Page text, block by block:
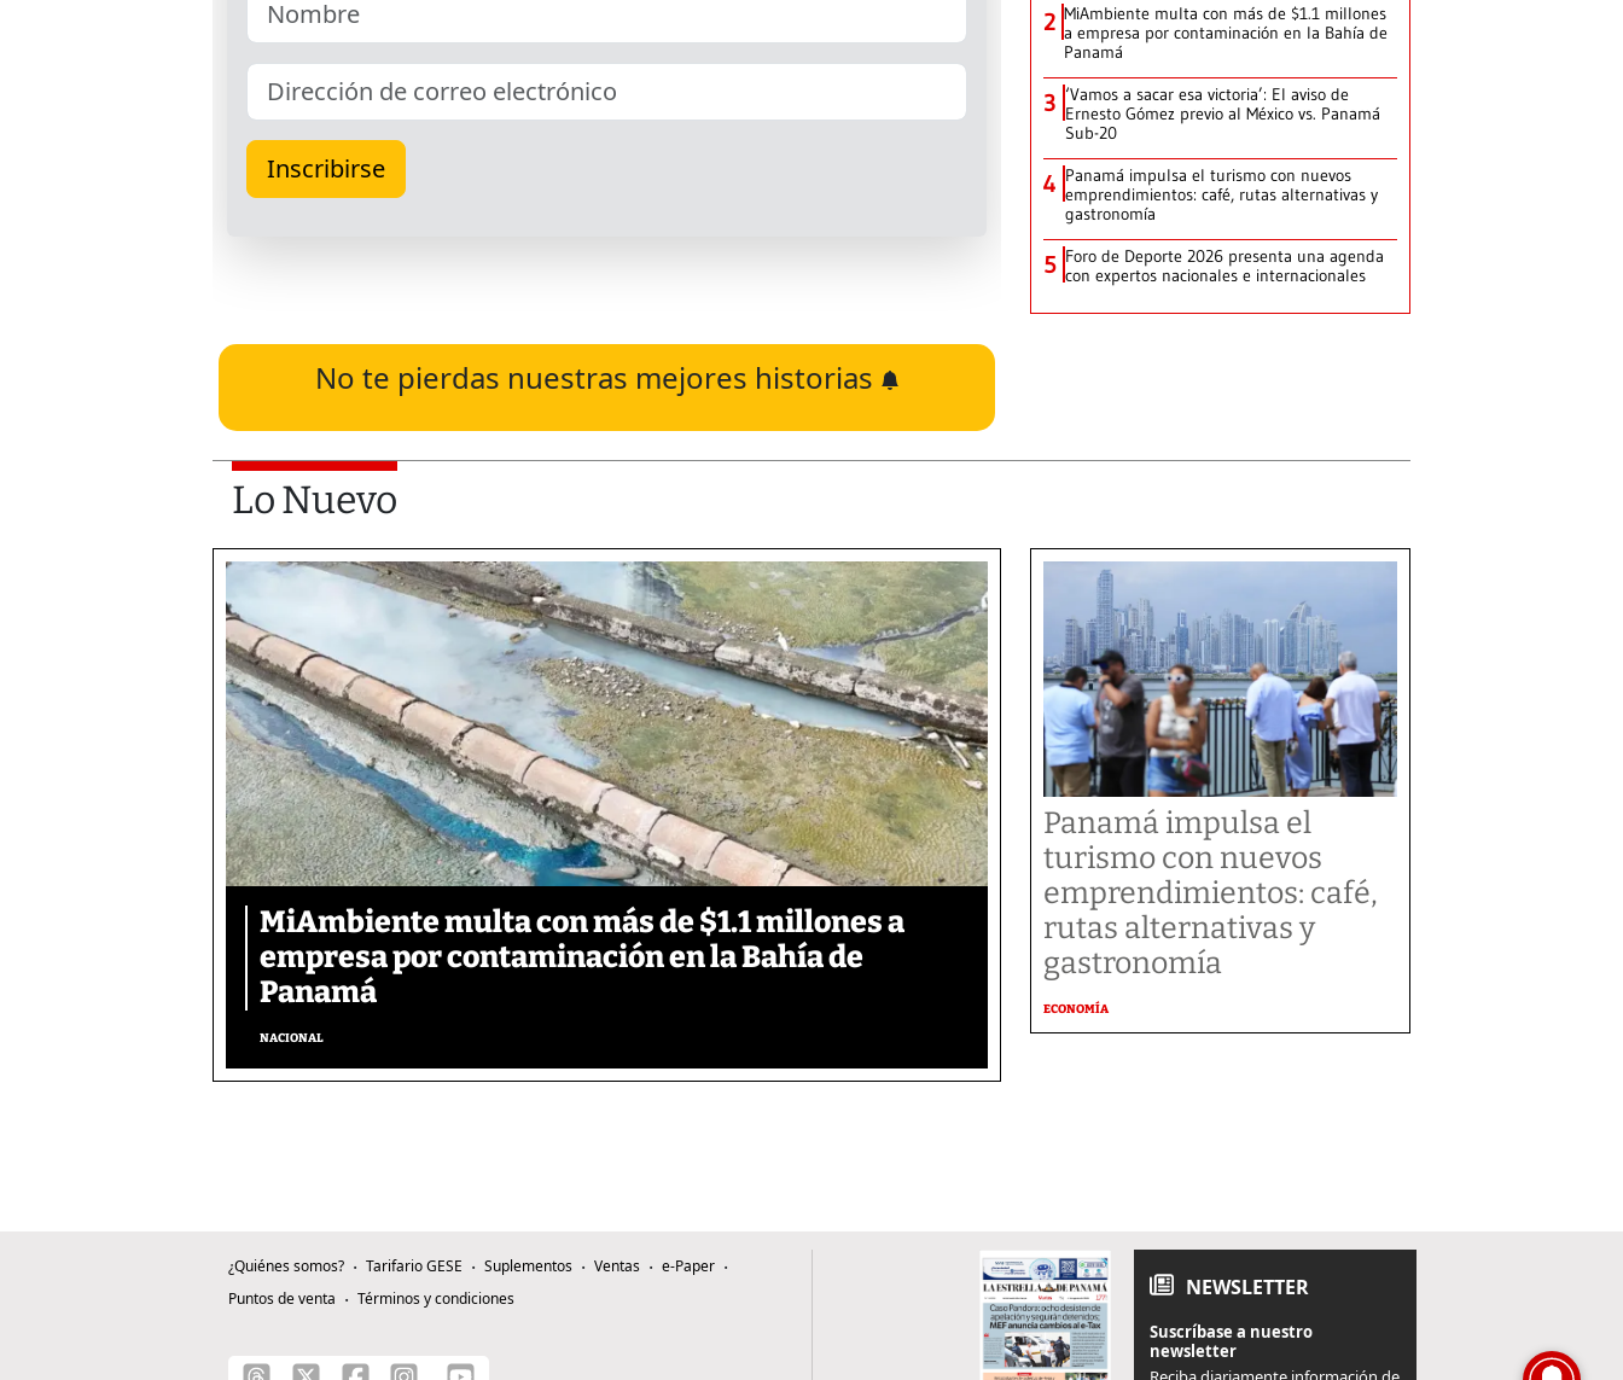
No te pierdas nuestras mejores historias
2 MiAmbiente multa con más de $1.1 millones
a empresa por contaminación en la Bahía de
Panamá
3 ‘Vamos a sacar esa victoria’: El aviso de
Ernesto Gómez previo al México vs. Panamá
Sub-20
4 Panamá impulsa el turismo con nuevos
emprendimientos: café, rutas alternativas y
gastronomía
5 Foro de Deporte 2026 presenta una agenda
con expertos nacionales e internacionales
Lo Nuevo
MiAmbiente multa con más de $1.1 millones a
empresa por contaminación en la Bahía de
Panamá
NACIONAL
Panamá impulsa el
turismo con nuevos
emprendimientos: café,
rutas alternativas y
gastronomía
ECONOMÍA
¿Quiénes somos? Tarifario GESE Suplementos Ventas
e-Paper
Puntos de venta
Términos y condiciones NEWSLETTER
Suscríbase a nuestro
newsletter